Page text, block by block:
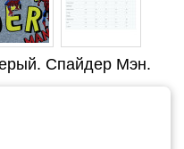
Спайдер Мэн.